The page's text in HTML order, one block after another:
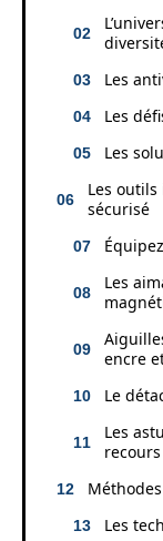
Les
Les
Les
Les
sécurisé
Les
encre
Le
Les
recours
Les